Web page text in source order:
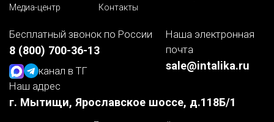
Медиа-центр
Контакты
Бесплатный звонок по России
8 (800) 700-36-13
канал в ТГ
Наша электронная
почта
sale@intalika.ru
Наш адрес
г. Мытищи, Ярославское шоссе, д.118Б/1